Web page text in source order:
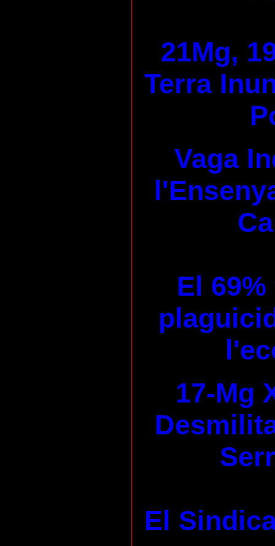
21Mg,
Terra
Vaga
El
17-Mg
El